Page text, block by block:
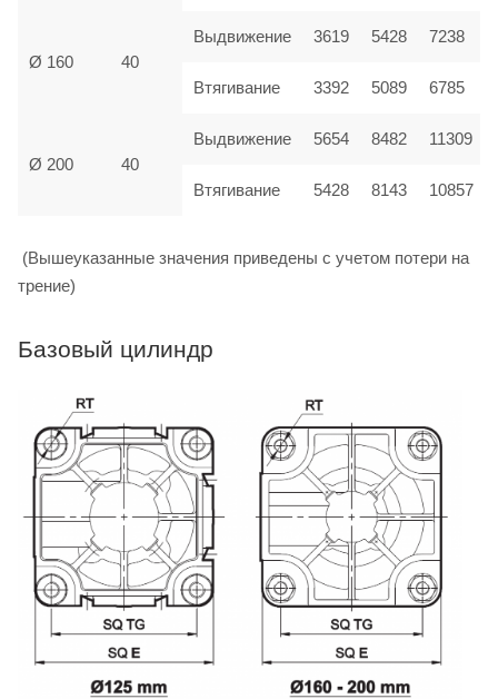
Ø 160 40
Выдвижение 3619 5428 7238
Втягивание 3392 5089 6785
Ø 200 40
Выдвижение 5654 8482 11309
Втягивание 5428 8143 10857
(Вышеуказанные значения приведены с учетом потери на
трение)
Базовый цилиндр